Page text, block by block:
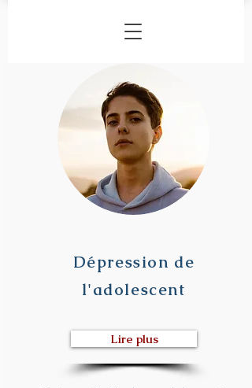
Dépression de
l'adolescent
Lire plus